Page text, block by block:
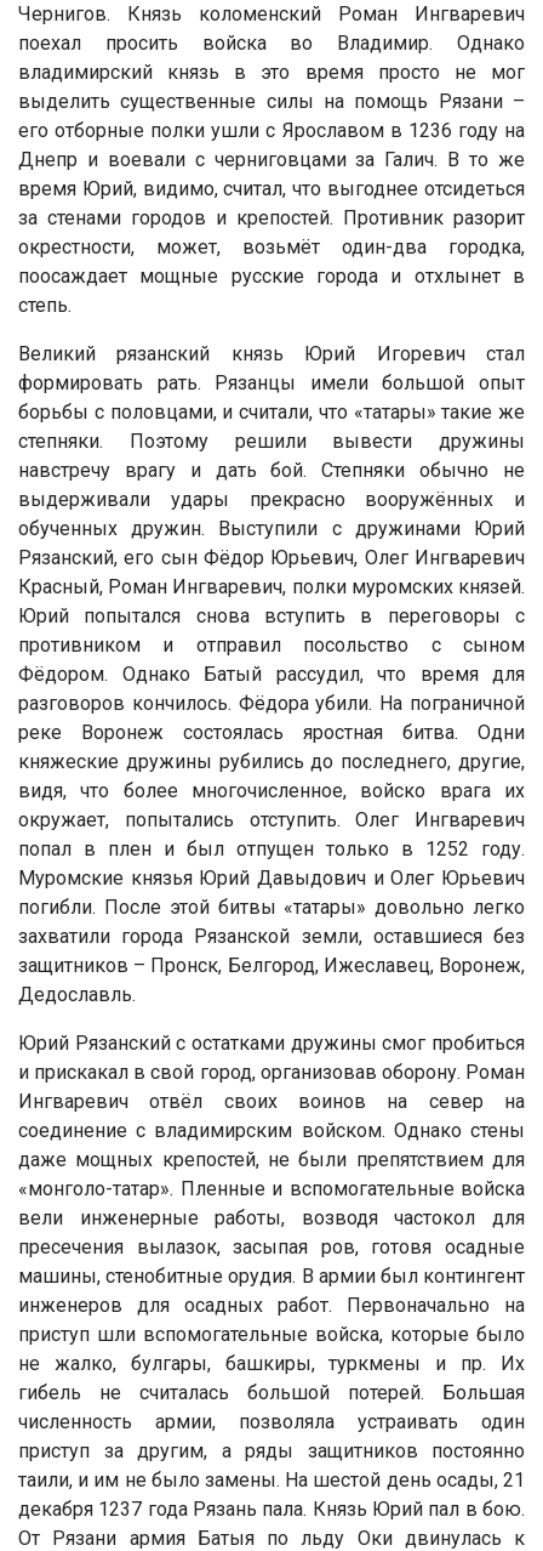
Чернигов. Князь коломенский Роман Ингваревич
поехал просить войска во Владимир. Однако
владимирский князь в это время просто не мог
выделить существенные силы на помощь Рязани –
его отборные полки ушли с Ярославом в 1236 году на
Днепр и воевали с черниговцами за Галич. В то же
время Юрий, видимо, считал, что выгоднее отсидеться
за стенами городов и крепостей. Противник разорит
окрестности, может, возьмёт один-два городка,
поосаждает мощные русские города и отхлынет в
степь.
Великий рязанский князь Юрий Игоревич стал
формировать рать. Рязанцы имели большой опыт
борьбы с половцами, и считали, что «татары» такие же
степняки. Поэтому решили вывести дружины
навстречу врагу и дать бой. Степняки обычно не
выдерживали удары прекрасно вооружённых и
обученных дружин. Выступили с дружинами Юрий
Рязанский, его сын Фёдор Юрьевич, Олег Ингваревич
Красный, Роман Ингваревич, полки муромских князей.
Юрий попытался снова вступить в переговоры с
противником и отправил посольство с сыном
Фёдором. Однако Батый рассудил, что время для
разговоров кончилось. Фёдора убили. На пограничной
реке Воронеж состоялась яростная битва. Одни
княжеские дружины рубились до последнего, другие,
видя, что более многочисленное, войско врага их
окружает, попытались отступить. Олег Ингваревич
попал в плен и был отпущен только в 1252 году.
Муромские князья Юрий Давыдович и Олег Юрьевич
погибли. После этой битвы «татары» довольно легко
захватили города Рязанской земли, оставшиеся без
защитников – Пронск, Белгород, Ижеславец, Воронеж,
Дедославль.
Юрий Рязанский с остатками дружины смог пробиться
и прискакал в свой город, организовав оборону. Роман
Ингваревич отвёл своих воинов на север на
соединение с владимирским войском. Однако стены
даже мощных крепостей, не были препятствием для
«монголо-татар». Пленные и вспомогательные войска
вели инженерные работы, возводя частокол для
пресечения вылазок, засыпая ров, готовя осадные
машины, стенобитные орудия. В армии был контингент
инженеров для осадных работ. Первоначально на
приступ шли вспомогательные войска, которые было
не жалко, булгары, башкиры, туркмены и пр. Их
гибель не считалась большой потерей. Большая
численность армии, позволяла устраивать один
приступ за другим, а ряды защитников постоянно
таили, и им не было замены. На шестой день осады, 21
декабря 1237 года Рязань пала. Князь Юрий пал в бою.
От Рязани армия Батыя по льду Оки двинулась к